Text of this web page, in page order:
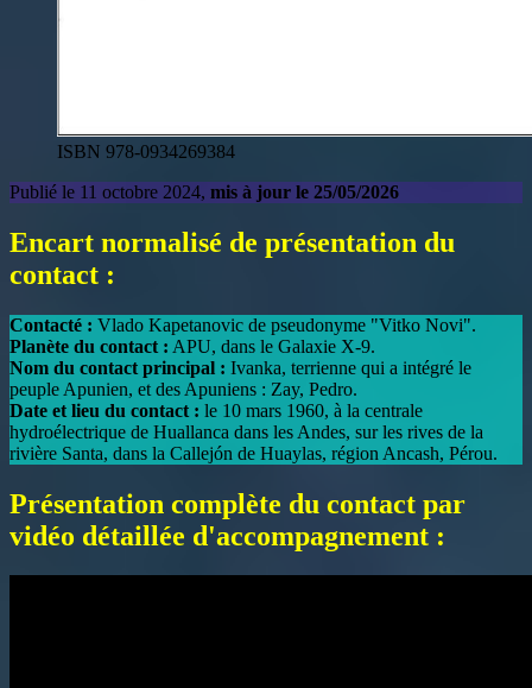
ISBN 978-0934269384
Publié le 11 octobre 2024, mis à jour le 25/05/2026
Encart normalisé de présentation du
contact :
Contacté : Vlado Kapetanovic de pseudonyme "Vitko Novi".
Planète du contact : APU, dans le Galaxie X-9.
Nom du contact principal : Ivanka, terrienne qui a intégré le
peuple Apunien, et des Apuniens : Zay, Pedro.
Date et lieu du contact : le 10 mars 1960, à la centrale
hydroélectrique de Huallanca dans les Andes, sur les rives de la
rivière Santa, dans la Callejón de Huaylas, région Ancash, Pérou.
Présentation complète du contact par
vidéo détaillée d'accompagnement :